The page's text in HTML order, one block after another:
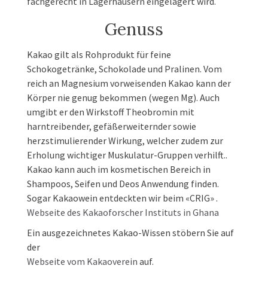
Genuss
Kakao gilt als Rohprodukt für feine
Schokogetränke, Schokolade und Pralinen. Vom
reich an Magnesium vorweisenden Kakao kann der
Körper nie genug bekommen (wegen Mg). Auch
umgibt er den Wirkstoff Theobromin mit
harntreibender, gefäßerweiternder sowie
herzstimulierender Wirkung, welcher zudem zur
Erholung wichtiger Muskulatur-Gruppen verhilft..
Kakao kann auch im kosmetischen Bereich in
Shampoos, Seifen und Deos Anwendung finden.
Sogar Kakaowein entdeckten wir beim «CRIG» .
Webseite des Kakaoforscher Instituts in Ghana
Ein ausgezeichnetes Kakao-Wissen stöbern Sie auf
der
Webseite vom Kakaoverein auf.